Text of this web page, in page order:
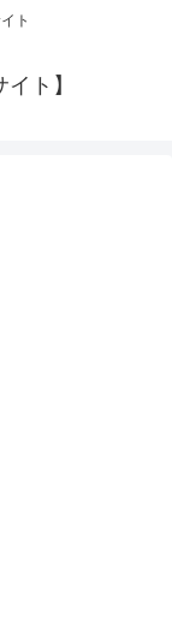
ト
ト】